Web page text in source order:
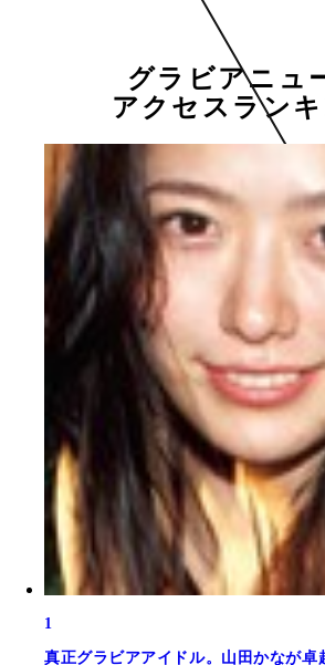
グラビアニュ
アクセスラン
1
真正グラビアアイドル。山田かなが卓